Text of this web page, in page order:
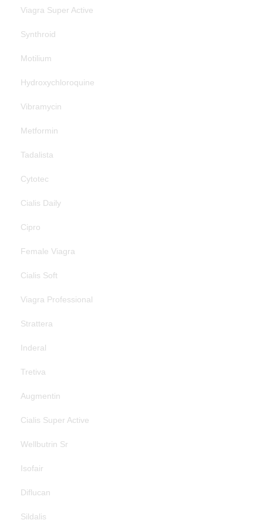
Viagra Super Active
Synthroid
Motilium
Hydroxychloroquine
Vibramycin
Metformin
Tadalista
Cytotec
Cialis Daily
Cipro
Female Viagra
Cialis Soft
Viagra Professional
Strattera
Inderal
Tretiva
Augmentin
Cialis Super Active
Wellbutrin Sr
Isofair
Diflucan
Sildalis